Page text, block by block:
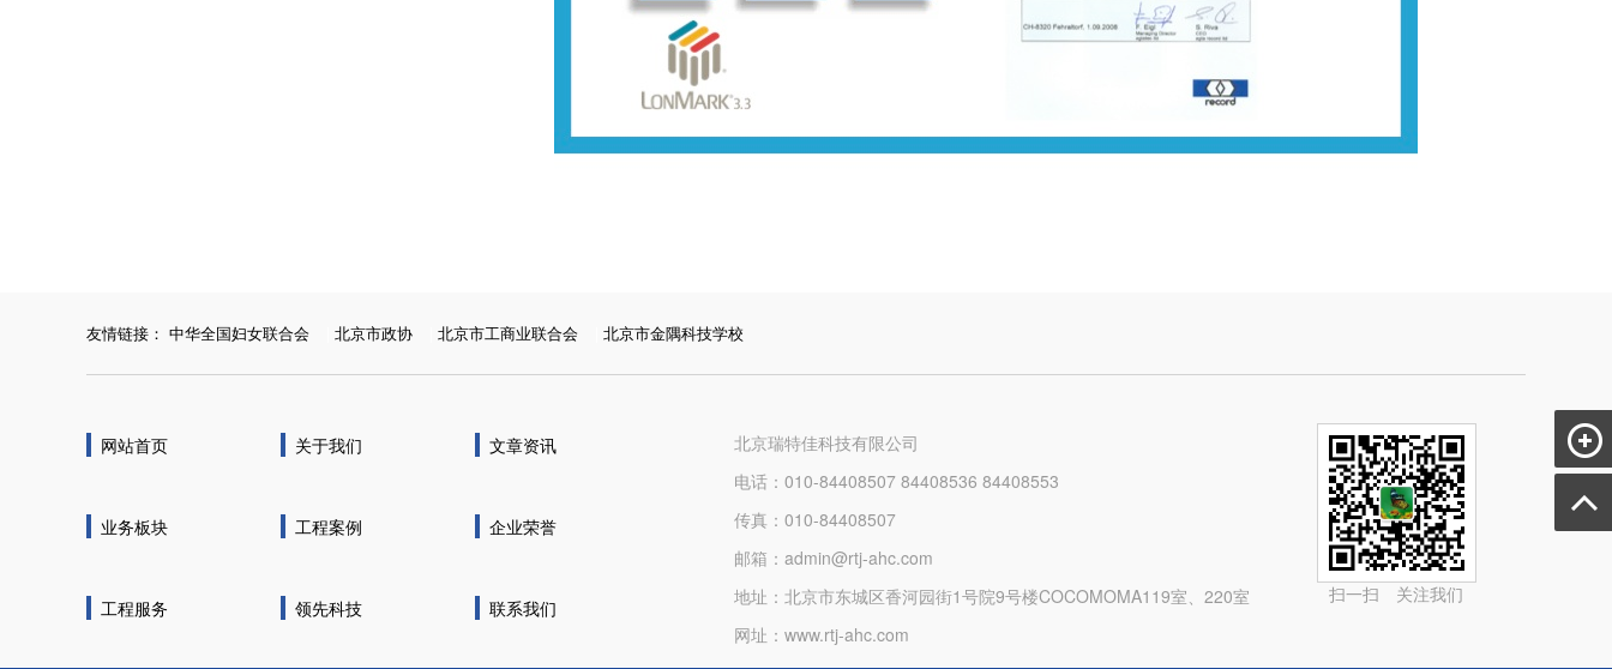
友情链接： 中华全国妇女联合会 北京市政协 北京市工商业联合会 北京市金隅科技学校
网站首页 关于我们 文章资讯
业务板块 工程案例 企业荣誉
工程服务 领先科技 联系我们
北京瑞特佳科技有限公司
电话：010-84408507 84408536 84408553
传真：010-84408507
邮箱：admin@rtj-ahc.com
地址：北京市东城区香河园街1号院9号楼COCOMOMA119室、220室
网址：www.rtj-ahc.com
扫一扫 关注我们